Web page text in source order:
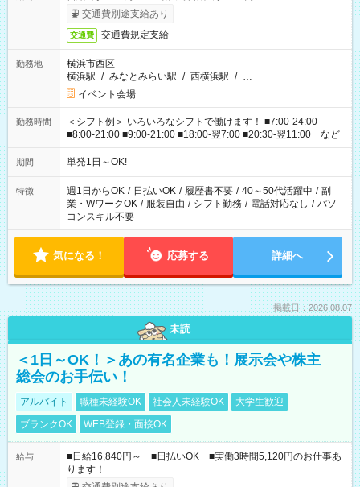
交通費別途支給あり
交通費 交通費規定支給
勤務地
横浜市西区
横浜駅 / みなとみらい駅 / 西横浜駅 / …
イベント会場
勤務時間
＜シフト例＞ いろいろなシフトで働けます！ ■7:00-24:00
■8:00-21:00 ■9:00-21:00 ■18:00-翌7:00 ■20:30-翌11:00 など
期間 単発1日～OK!
特徴 週1日からOK / 日払いOK / 履歴書不要 / 40～50代活躍中 / 副
業・WワークOK / 服装自由 / シフト勤務 / 電話対応なし / パソ
コンスキル不要
気になる！ 応募する 詳細へ
掲載日：2026.08.07
未読
＜1日～OK！＞あの有名企業も！展示会や株主
総会のお手伝い！
アルバイト 職種未経験OK 社会人未経験OK
大学生歓迎
ブランクOK
WEB登録・面接OK
給与
■日給16,840円～ ■日払いOK ■実働3時間5,120円のお仕事あ
ります！